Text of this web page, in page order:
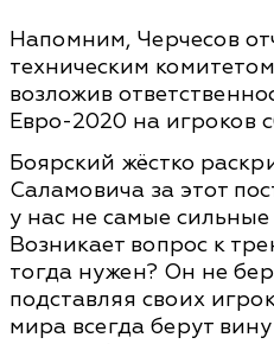
Напомним, Черчесов
техническим
возложив
Евро-2020 на игроков
Боярский жёстко
Саламовича за этот
у нас не самые
Возникает вопрос к
тогда нужен? Он не
подставляя своих
мира всегда берут